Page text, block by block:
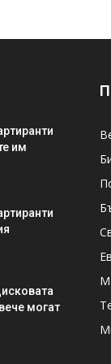
им
могат